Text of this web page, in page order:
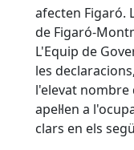
afecten Figaró.
de Figaró-
L'Equip de
les
l'elevat
apel·len a
clars en els